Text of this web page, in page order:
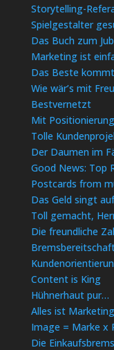
Storytelling-
Spielgestalter
Das Buch zum
Marketing ist
Das Beste
Wie wär’s mit
Bestvernetzt
Mit
Tolle
Der Daumen im
Good News: Top
Postcards from
Das Geld singt
Toll gemacht,
Die freundliche
Content is King
Hühnerhaut pur…
Alles ist Marketing
Image = Marke x
Die